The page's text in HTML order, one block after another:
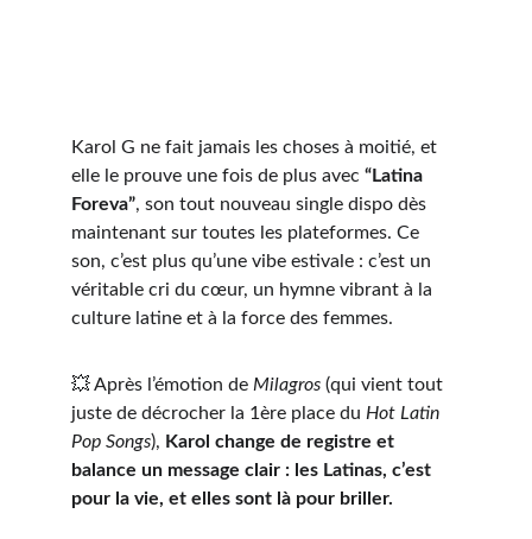
Karol G ne fait jamais les choses à moitié, et
elle le prouve une fois de plus avec “Latina
Foreva”, son tout nouveau single dispo dès
maintenant sur toutes les plateformes. Ce
son, c’est plus qu’une vibe estivale : c’est un
véritable cri du cœur, un hymne vibrant à la
culture latine et à la force des femmes.
💥 Après l’émotion de Milagros (qui vient tout
juste de décrocher la 1ère place du Hot Latin
Pop Songs), Karol change de registre et
balance un message clair : les Latinas, c’est
pour la vie, et elles sont là pour briller.